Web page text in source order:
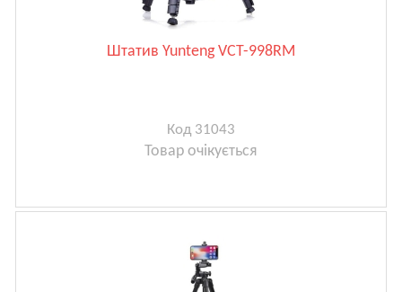
Штатив Yunteng VCT-998RM
Код 31043
Товар очікується